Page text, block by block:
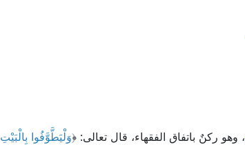
، وهو ركنٌ باتفاق الفقهاء، قال تعالى: ﴿وَلْيَطَّوَّفُوا بِالْبَيْتِ